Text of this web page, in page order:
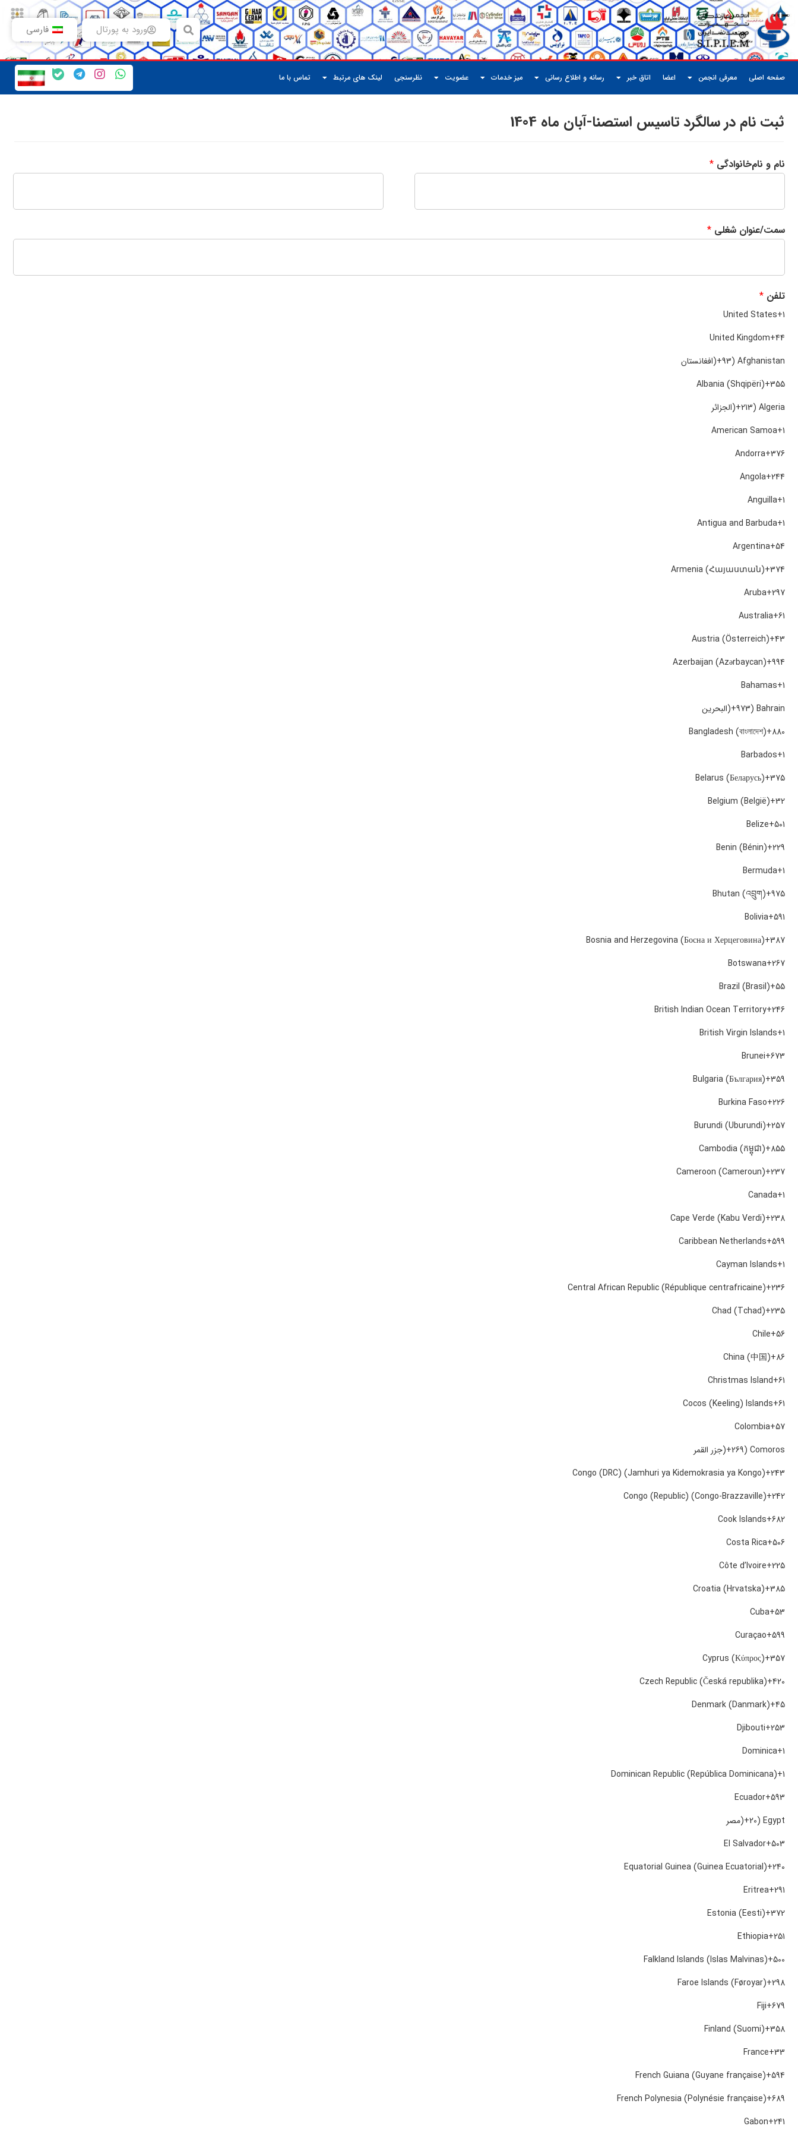
ورود به پورتال فارسی
صفحه اصلی معرفی انجمن اعضا اتاق خبر رسانه و اطلاع رسانی میز خدمات عضویت نظرسنجی لینک های مرتبط تماس با ما
ثبت نام در سالگرد تاسیس استصنا-آبان ماه 1404
نام و نام‌خانوادگی *
سمت/عنوان شغلی *
تلفن *
United States+1
United Kingdom+44
Afghanistan (‫افغانستان‬‎) +93
Albania (Shqipëri)+355
Algeria (‫الجزائر‬‎) +213
American Samoa+1
Andorra+376
Angola+244
Anguilla+1
Antigua and Barbuda+1
Argentina+54
Armenia (Հայաստան)+374
Aruba+297
Australia+61
Austria (Österreich)+43
Azerbaijan (Azərbaycan)+994
Bahamas+1
Bahrain (‫البحرين‬‎) +973
Bangladesh (বাংলাদেশ)+880
Barbados+1
Belarus (Беларусь)+375
Belgium (België)+32
Belize+501
Benin (Bénin)+229
Bermuda+1
Bhutan (འབྲུག)+975
Bolivia+591
Bosnia and Herzegovina (Босна и Херцеговина)+387
Botswana+267
Brazil (Brasil)+55
British Indian Ocean Territory+246
British Virgin Islands+1
Brunei+673
Bulgaria (България)+359
Burkina Faso+226
Burundi (Uburundi)+257
Cambodia (កម្ពុជា)+855
Cameroon (Cameroun)+237
Canada+1
Cape Verde (Kabu Verdi)+238
Caribbean Netherlands+599
Cayman Islands+1
Central African Republic (République centrafricaine)+236
Chad (Tchad)+235
Chile+56
China (中国)+86
Christmas Island+61
Cocos (Keeling) Islands+61
Colombia+57
Comoros (‫جزر القمر‬‎) +269
Congo (DRC) (Jamhuri ya Kidemokrasia ya Kongo)+243
Congo (Republic) (Congo-Brazzaville)+242
Cook Islands+682
Costa Rica+506
Côte d’Ivoire+225
Croatia (Hrvatska)+385
Cuba+53
Curaçao+599
Cyprus (Κύπρος)+357
Czech Republic (Česká republika)+420
Denmark (Danmark)+45
Djibouti+253
Dominica+1
Dominican Republic (República Dominicana)+1
Ecuador+593
Egypt (‫مصر‬‎) +20
El Salvador+503
Equatorial Guinea (Guinea Ecuatorial)+240
Eritrea+291
Estonia (Eesti)+372
Ethiopia+251
Falkland Islands (Islas Malvinas)+500
Faroe Islands (Føroyar)+298
Fiji+679
Finland (Suomi)+358
France+33
French Guiana (Guyane française)+594
French Polynesia (Polynésie française)+689
Gabon+241